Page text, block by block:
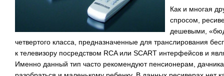
Как и многая
спросом,
дешевыми,
четвертого класса, предназначенные для транслирования
к телевизору посредством RCA или SCART интерфейсов и
Именно данный тип часто рекомендуют пенсионерам,